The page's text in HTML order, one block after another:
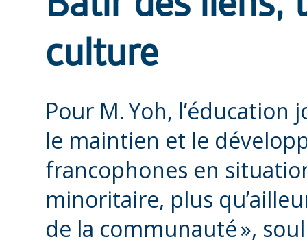
culture
Pour M. Yoh,
le maintien et le
francophones en
minoritaire, plus
de la communauté »,